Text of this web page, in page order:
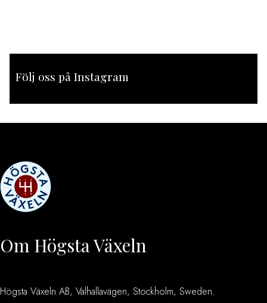
Följ oss på Instagram
Om Högsta Växeln
Högsta Växeln AB, Valhallavägen, Stockholm, Sweden.